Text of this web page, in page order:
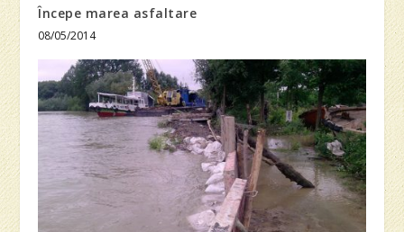
Începe marea asfaltare
08/05/2014